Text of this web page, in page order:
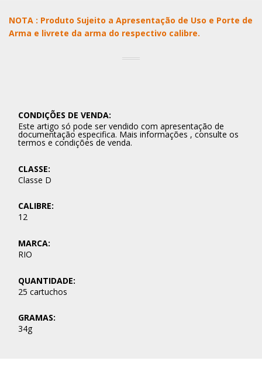
NOTA : Produto Sujeito a Apresentação de Uso e Porte de
Arma e livrete da arma do respectivo calibre.
CONDIÇÕES DE VENDA:
Este artigo só pode ser vendido com apresentação de
documentação especifica. Mais informações , consulte os
termos e condições de venda.
CLASSE:
Classe D
CALIBRE:
12
MARCA:
RIO
QUANTIDADE:
25 cartuchos
GRAMAS:
34g